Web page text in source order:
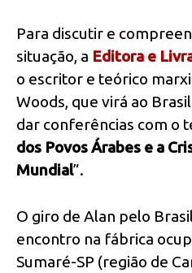
Para discutir e
situação, a Editora e
o escritor e teórico
Woods, que virá ao
dar conferências com o
dos Povos Árabes e a
Mundial”.
O giro de Alan pelo
encontro na fábrica
Sumaré-SP (região de